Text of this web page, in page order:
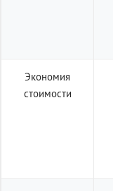
Экономия
стоимости